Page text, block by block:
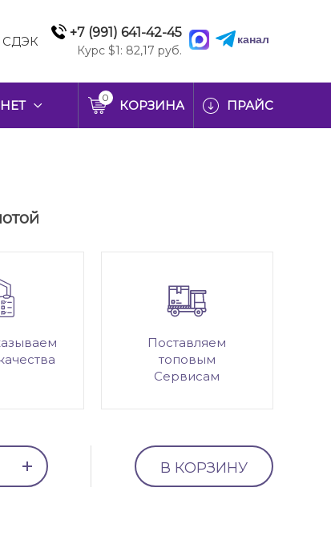
СДЭК
+7 (991) 641-42-45
Курс $1: 82,17 руб.
канал
0
КОРЗИНА ПРАЙС
Поставляем
топовым
Сервисам
В КОРЗИНУ